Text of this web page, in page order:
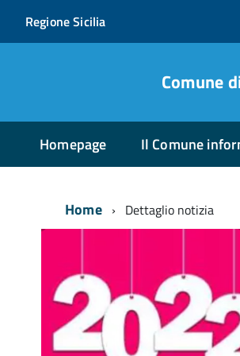
Regione Sicilia
Comune
Homepage Il Comune
Home Dettaglio notizia